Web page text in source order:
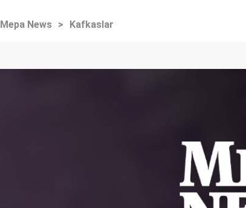
Mepa News > Kafkaslar